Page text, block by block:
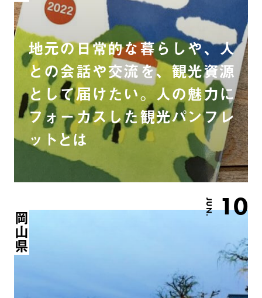
地元の日常的な暮らしや、人
との会話や交流を、観光資源
として届けたい。人の魅力に
フォーカスした観光パンフレ
ットとは
JUN. 10
岡山県